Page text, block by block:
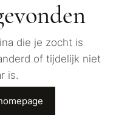
die je zocht is
of tijdelijk niet
is.